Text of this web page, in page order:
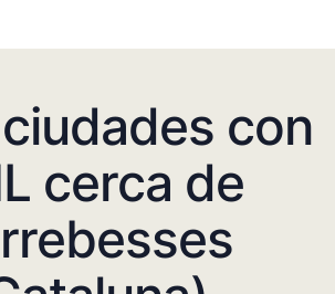
con
cerca de